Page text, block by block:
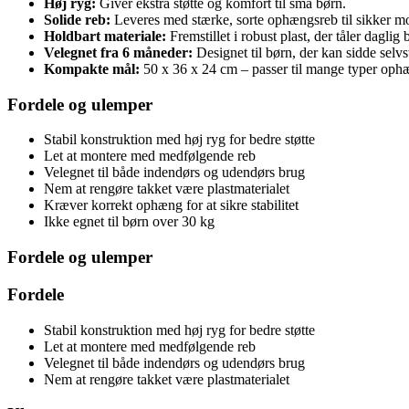
Høj ryg: Giver ekstra støtte og komfort til små børn.
Solide reb: Leveres med stærke, sorte ophængsreb til sikker
Holdbart materiale: Fremstillet i robust plast, der tåler daglig
Velegnet fra 6 måneder: Designet til børn, der kan sidde
Kompakte mål: 50 x 36 x 24 cm – passer til mange typer
Fordele og ulemper
Stabil konstruktion med høj ryg for bedre støtte
Let at montere med medfølgende reb
Velegnet til både indendørs og udendørs brug
Nem at rengøre takket være plastmaterialet
Kræver korrekt ophæng for at sikre stabilitet
Ikke egnet til børn over 30 kg
Fordele og ulemper
Fordele
Stabil konstruktion med høj ryg for bedre støtte
Let at montere med medfølgende reb
Velegnet til både indendørs og udendørs brug
Nem at rengøre takket være plastmaterialet